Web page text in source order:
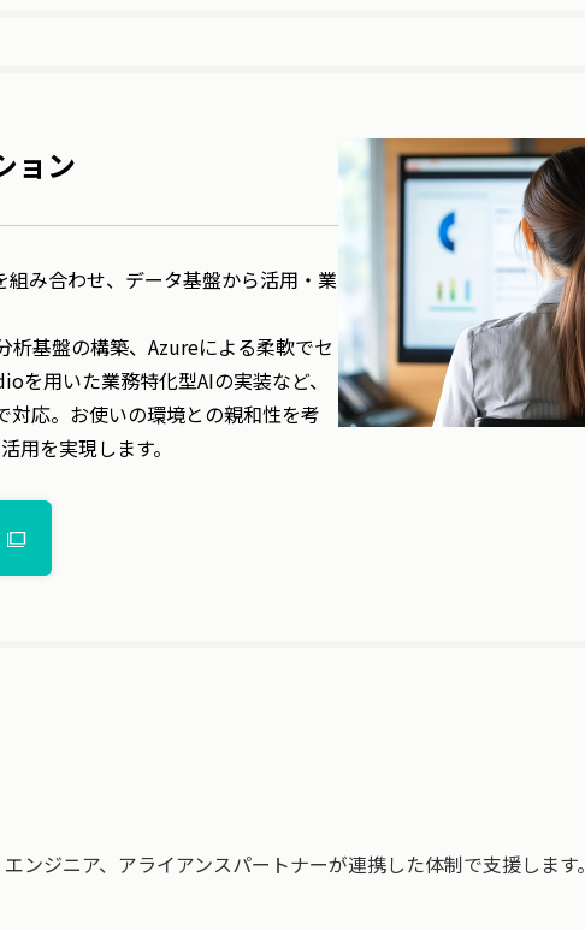
ョン
み合わせ、データ基盤から活用・業
基盤の構築、Azureによる柔軟でセ
用いた業務特化型AIの実装など、
応。お使いの環境との親和性を考
用を実現します。
ンジニア、アライアンスパートナーが連携した体制で支援します。